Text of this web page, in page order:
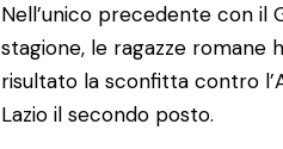
Nell’unico precedente con il
stagione, le ragazze romane
risultato la sconfitta contro
Lazio il secondo posto.